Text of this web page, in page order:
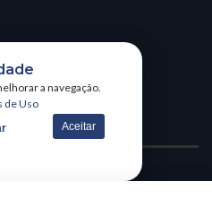
a navegação.
de Uso
Aceitar